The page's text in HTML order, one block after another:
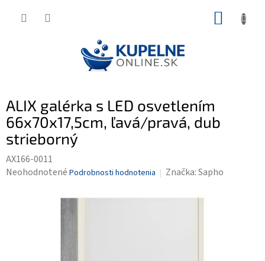
ALIX galérka s LED osvetlením
66x70x17,5cm, ľavá/pravá, dub
strieborný
AX166-0011
Priemerné
Neohodnotené Podrobnosti hodnotenia Značka:Sapho